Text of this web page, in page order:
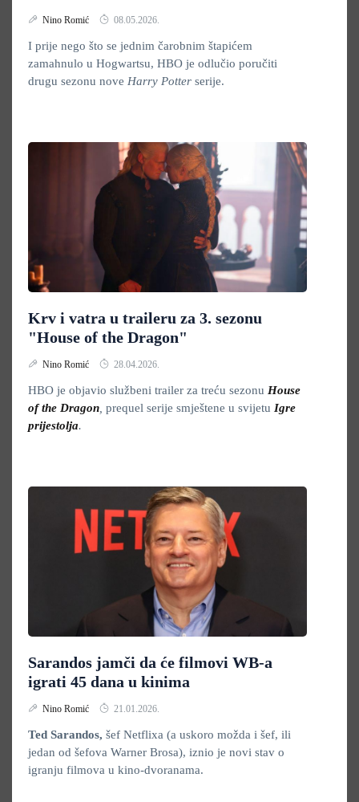
Nino Romić 08.05.2026.
I prije nego što se jednim čarobnim štapićem
zamahnulo u Hogwartsu, HBO je odlučio poručiti
drugu sezonu nove Harry Potter serije.
Krv i vatra u traileru za 3. sezonu
"House of the Dragon"
Nino Romić 28.04.2026.
HBO je objavio službeni trailer za treću sezonu House
of the Dragon prequel serije smještene u svijetu Igre
prijestolja.
Sarandos jamči da će filmovi WB-a
igrati 45 dana u kinima
Nino Romić 21.01.2026.
Ted Sarandos, šef Netflixa (a uskoro možda i šef, ili
jedan od šefova Warner Brosa), iznio je novi stav o
igranju filmova u kino-dvoranama.